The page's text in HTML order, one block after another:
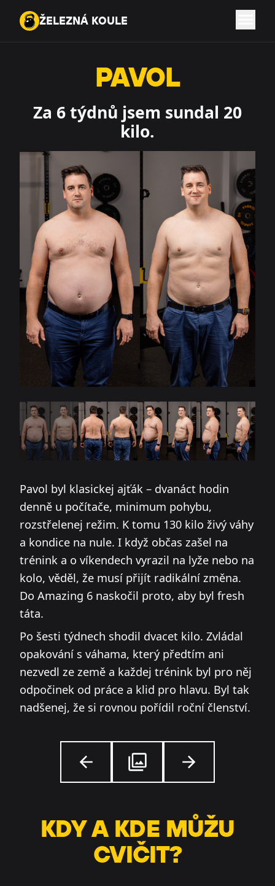
ŽELEZNÁ KOULE
ŽELEZNÁ KOULE
PAVOL
Za 6 týdnů jsem sundal 20
kilo.
Pavol byl klasickej ajťák – dvanáct hodin
denně u počítače, minimum pohybu,
rozstřelenej režim. K tomu 130 kilo živý váhy
a kondice na nule. I když občas zašel na
trénink a o víkendech vyrazil na lyže nebo na
kolo, věděl, že musí přijít radikální změna.
Do Amazing 6 naskočil proto, aby byl fresh
táta.
Po šesti týdnech shodil dvacet kilo. Zvládal
opakování s váhama, který předtím ani
nezvedl ze země a každej trénink byl pro něj
odpočinek od práce a klid pro hlavu. Byl tak
nadšenej, že si rovnou pořídil roční členství.
KDY A KDE MŮŽU
CVIČIT?